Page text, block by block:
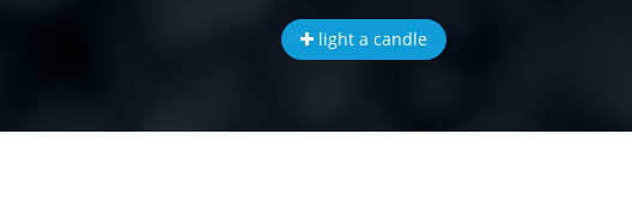
light a candle